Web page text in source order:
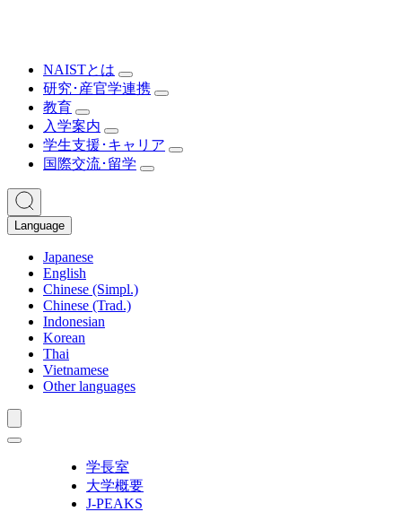
NAISTとは
研究･産官学連携
教育
入学案内
学生支援･キャリア
国際交流･留学
Language
Japanese
English
Chinese (Simpl.)
Chinese (Trad.)
Indonesian
Korean
Thai
Vietnamese
Other languages
学長室
大学概要
J-PEAKS